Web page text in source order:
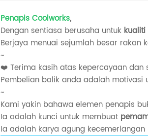
Penapis Coolworks,
Dengan sentiasa berusaha untuk
Berjaya menuai sejumlah besar rakan
~
❤️ Terima kasih atas kepercayaan dan
Pembelian balik anda adalah motivasi
~
Kami yakin bahawa elemen penapis
Ia adalah kunci untuk membuat
Ia adalah karya agung kecemerlangan